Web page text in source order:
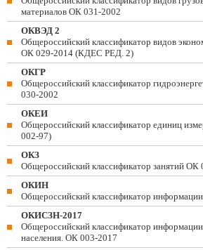
материалов ОК 031-2002
ОКВЭД 2
Общероссийский классификатор видов
ОК 029-2014 (КДЕС РЕД. 2)
ОКГР
Общероссийский классификатор
030-2002
ОКЕИ
Общероссийский классификатор единиц
002-97)
ОКЗ
Общероссийский классификатор занятий
ОКИН
Общероссийский классификатор
ОКИСЗН-2017
Общероссийский классификатор
населения. ОК 003-2017